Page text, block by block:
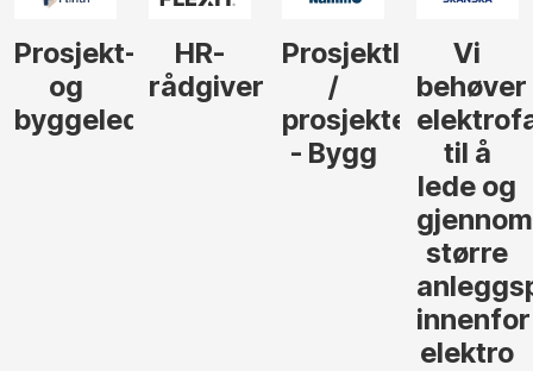
HR-
rådgiver
Prosjektleder
/
prosjekteringsleder
Vi
behøver
elektrofagfolk
til å
gjennomføre
anleggsprosjekter
Anlegg
søker
Elektro
og
til vårt
prosjekt
OPS